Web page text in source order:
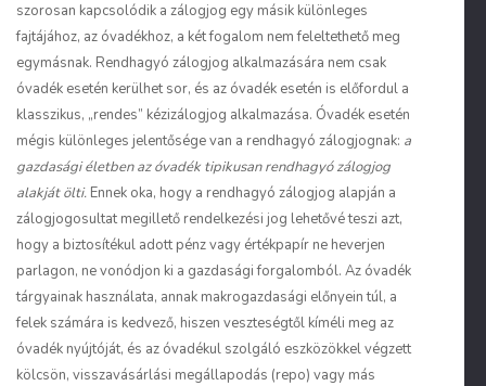
szorosan kapcsolódik a zálogjog egy másik különleges
fajtájához, az óvadékhoz, a két fogalom nem feleltethető meg
egymásnak. Rendhagyó zálogjog alkalmazására nem csak
óvadék esetén kerülhet sor, és az óvadék esetén is előfordul a
klasszikus, „rendes” kézizálogjog alkalmazása. Óvadék esetén
mégis különleges jelentősége van a rendhagyó zálogjognak: a
gazdasági életben az óvadék tipikusan rendhagyó zálogjog
alakját ölti. Ennek oka, hogy a rendhagyó zálogjog alapján a
zálogjogosultat megillető rendelkezési jog lehetővé teszi azt,
hogy a biztosítékul adott pénz vagy értékpapír ne heverjen
parlagon, ne vonódjon ki a gazdasági forgalomból. Az óvadék
tárgyainak használata, annak makrogazdasági előnyein túl, a
felek számára is kedvező, hiszen veszteségtől kíméli meg az
óvadék nyújtóját, és az óvadékul szolgáló eszközökkel végzett
kölcsön, visszavásárlási megállapodás (repo) vagy más